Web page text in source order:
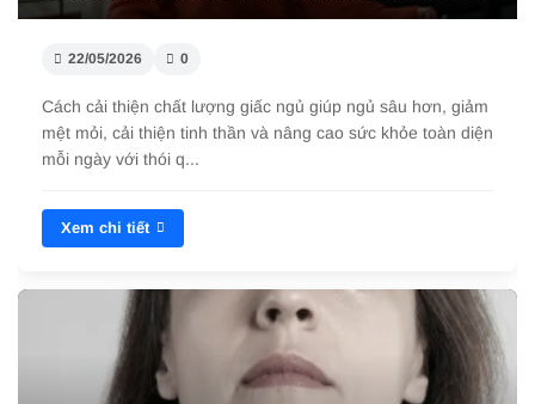
22/05/2026 0
Cách cải thiện chất lượng giấc ngủ giúp ngủ sâu hơn, giảm
mệt mỏi, cải thiện tinh thần và nâng cao sức khỏe toàn diện
mỗi ngày với thói q...
Xem chi tiết